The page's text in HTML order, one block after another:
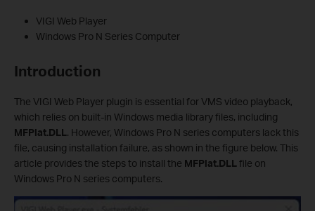
VIGI Web Player
Windows Pro N Series Computer
Introduction
The VIGI Web Player plugin is essential for VMS video playback,
which relies on built-in Windows media library files, including
MFPlat.DLL. However, Windows Pro N series computers lack this
file, causing installation failure, as shown in the figure below. This
article provides the steps to install the MFPlat.DLLfile on
Windows Pro N series computers.